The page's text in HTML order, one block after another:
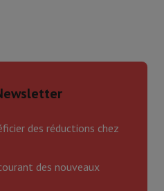
des réductions chez
des nouveaux